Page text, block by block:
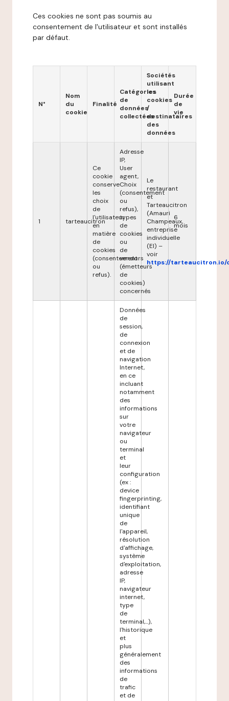
Ces cookies ne sont pas soumis au
consentement de l'utilisateur et sont installés
par défaut.
N°
Nom
du
cookie
Finalité
Catégories
de
données
collectées
Sociétés
utilisant
les
cookies
/
destinataires
des
données
Durée
de
vie
1 tarteaucitron
Ce
cookie
conserve
les
choix
de
l'utilisateur
en
matière
de
cookies
(consentement
ou
refus).
Adresse
IP,
User
agent,
Choix
(consentement
ou
refus),
types
de
cookies
ou
de
vendors
(émetteurs
de
cookies)
concernés
Le
restaurant
et
Tarteaucitron
(Amauri
Champeaux,
entreprise
individuelle
(EI) –
voir
https://tarteaucitron.io/
6
mois
Données
de
session,
de
connexion
et de
navigation
Internet,
en ce
incluant
notamment
des
informations
sur
votre
navigateur
ou
terminal
et
leur
configuration
(ex :
device
fingerprinting,
identifiant
unique
de
l'appareil,
résolution
d'affichage,
système
d'exploitation,
adresse
IP,
navigateur
internet,
type
de
terminal,...),
l'historique
et
plus
généralement
des
informations
de
trafic
et de